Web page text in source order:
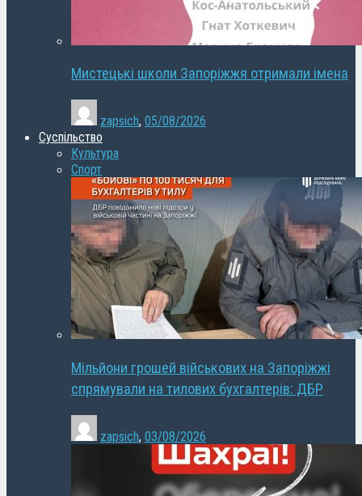
Мистецькі школи Запоріжжя отримали імена
zapsich, 05/08/2026
Суспільство
Культура
Спорт
Мільйони грошей військових на Запоріжжі
спрямували на тилових бухгалтерів: ДБР
zapsich, 03/08/2026